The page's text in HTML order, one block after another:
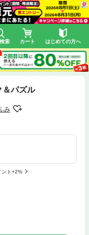
索 カート はじめての方へ
パズル
み
ント+2%